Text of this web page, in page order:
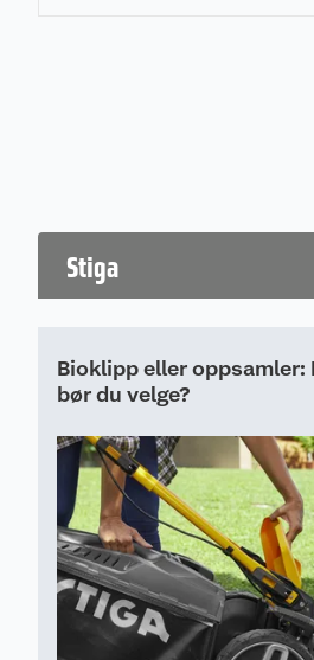
Stiga
Bioklipp eller oppsamler:
bør du velge?